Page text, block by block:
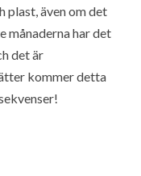
plast, även om det
månaderna har det
det är
kommer detta